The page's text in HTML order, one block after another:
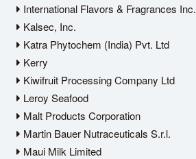
International Flavors & Fragrances Inc.
Kalsec, Inc.
Katra Phytochem (India) Pvt. Ltd
Kerry
Kiwifruit Processing Company Ltd
Leroy Seafood
Malt Products Corporation
Martin Bauer Nutraceuticals S.r.l.
Maui Milk Limited